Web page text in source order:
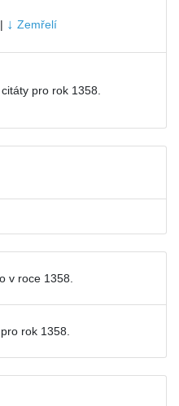
| ↓ Zemřelí
pro rok 1358.
v roce 1358.
rok 1358.